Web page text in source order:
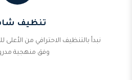
تنظيف
نبدأ بالتنظيف الاحترافي من
وفق منهجية